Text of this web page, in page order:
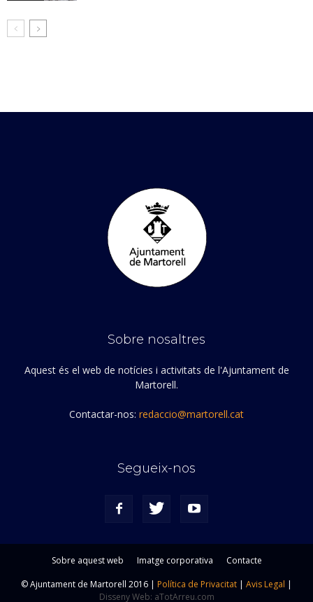
Sobre nosaltres
Aquest és el web de notícies i activitats de l'Ajuntament de
Martorell.
Contactar-nos: redaccio@martorell.cat
Segueix-nos
Sobre aquest web Imatge corporativa
Contacte
© Ajuntament de Martorell 2016 | Política de Privacitat | Avis Legal |
Disseny Web: aTotArreu.com